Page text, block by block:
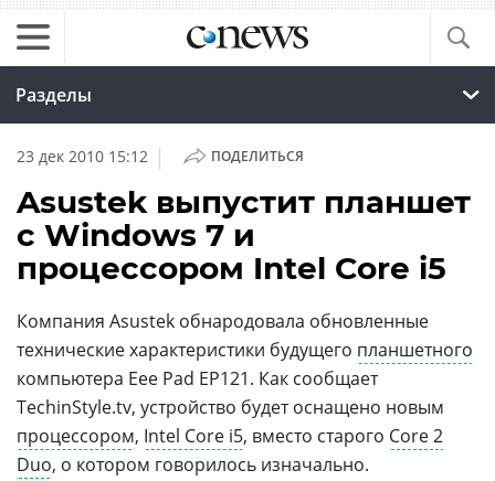
Разделы
23 дек 2010 15:12 | ПОДЕЛИТЬСЯ
Asustek выпустит планшет
с Windows 7 и
процессором Intel Core i5
Компания Asustek обнародовала обновленные
технические характеристики будущего планшетного
компьютера Eee Pad EP121. Как сообщает
TechinStyle.tv, устройство будет оснащено новым
процессором, Intel Core i5, вместо старого Core 2
Duo, о котором говорилось изначально.